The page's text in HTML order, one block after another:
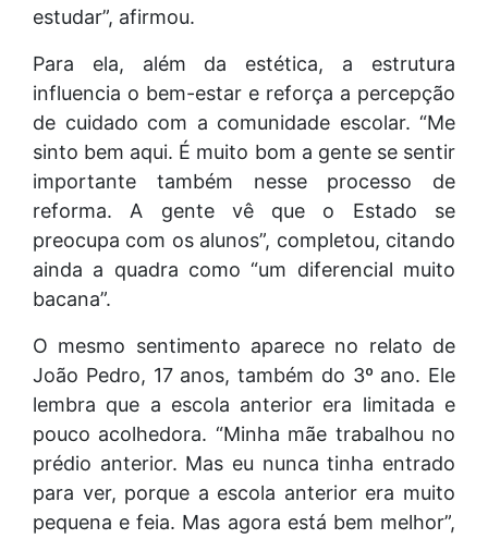
estudar”, afirmou.
Para ela, além da estética, a estrutura
influencia o bem-estar e reforça a percepção
de cuidado com a comunidade escolar. “Me
sinto bem aqui. É muito bom a gente se sentir
importante também nesse processo de
reforma. A gente vê que o Estado se
preocupa com os alunos”, completou, citando
ainda a quadra como “um diferencial muito
bacana”.
O mesmo sentimento aparece no relato de
João Pedro, 17 anos, também do 3º ano. Ele
lembra que a escola anterior era limitada e
pouco acolhedora. “Minha mãe trabalhou no
prédio anterior. Mas eu nunca tinha entrado
para ver, porque a escola anterior era muito
pequena e feia. Mas agora está bem melhor”,